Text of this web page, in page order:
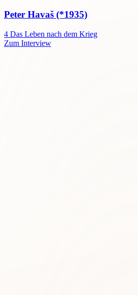
Peter Havaš (*1935)
4 Das Leben nach dem Krieg
Zum Interview